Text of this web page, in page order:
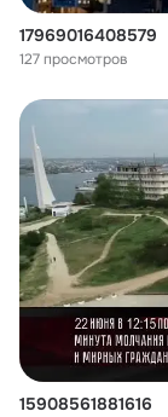
17969016408579
127 просмотров
15908561881616